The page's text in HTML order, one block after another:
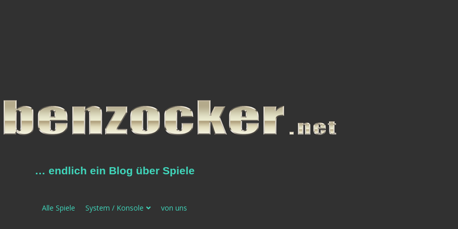
… endlich ein Blog über Spiele
Alle Spiele System / Konsole von uns